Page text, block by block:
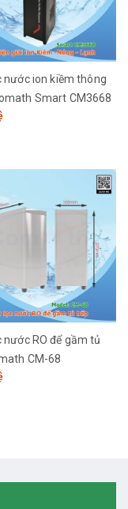
nước ion kiềm thông
Smart CM3668
nước RO để gầm tủ
CM-68